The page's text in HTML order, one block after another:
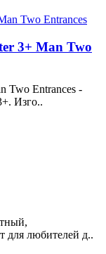
3+ Man Two
Two Entrances -
Изго..
для любителей д..